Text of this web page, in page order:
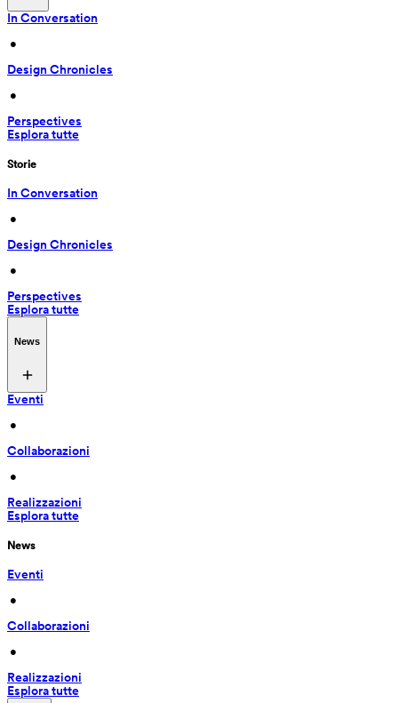
In Conversation
•
Design Chronicles
•
Perspectives
Esplora tutte
Storie
In Conversation
•
Design Chronicles
•
Perspectives
Esplora tutte
News
Eventi
•
Collaborazioni
•
Realizzazioni
Esplora tutte
News
Eventi
•
Collaborazioni
•
Realizzazioni
Esplora tutte